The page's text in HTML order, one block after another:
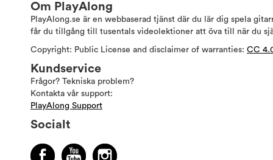
Om PlayAlong
PlayAlong.se är en webbaserad tjänst där du lär dig spela
får du tillgång till tusentals videolektioner att öva till när du
Copyright: Public License and disclaimer of warranties: CC
Kundservice
Frågor? Tekniska problem?
Kontakta vår support:
PlayAlong Support
Socialt